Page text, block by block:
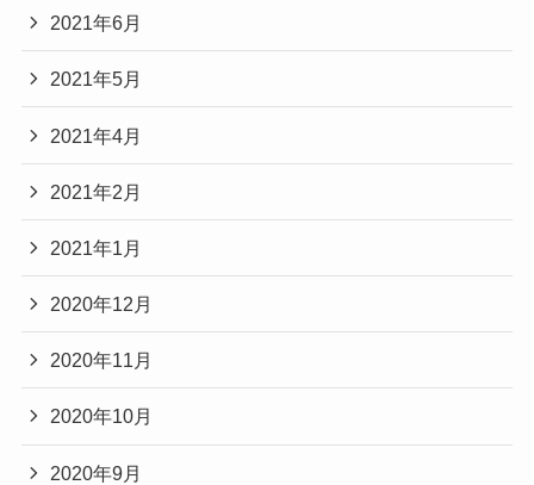
2021年6月
2021年5月
2021年4月
2021年2月
2021年1月
2020年12月
2020年11月
2020年10月
2020年9月